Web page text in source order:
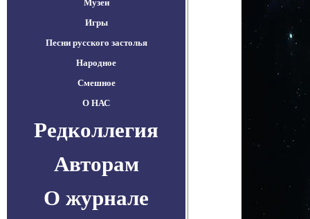
Музеи
Игры
Песни русского застолья
Народное
Смешное
О НАС
Редколлегия
Авторам
О журнале